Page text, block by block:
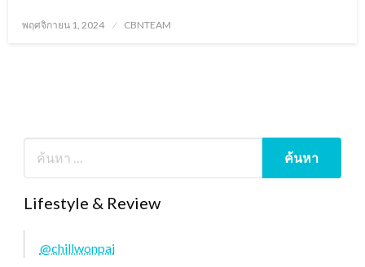
Posted
พฤศจิกายน 1, 2024 CBNTEAM
Lifestyle & Review
@chillwonpai